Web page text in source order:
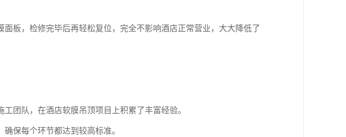
板，检修完毕后再轻松复位，完全不影响酒店正常营业，大大降低了
团队，在酒店软膜吊顶项目上积累了丰富经验。
保每个环节都达到较高标准。